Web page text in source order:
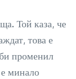
Той каза, че
това е
променил
минало